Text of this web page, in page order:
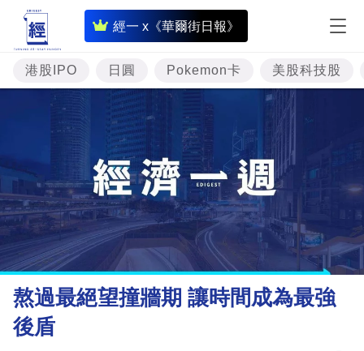
經一 x《華爾街日報》
即
時
財
經
專
題
投
資
樓
市
理
財
港股IPO 日圓 Pokemon卡 美股科技股
熬過最絕望撞牆期 讓時間成為最強
後盾